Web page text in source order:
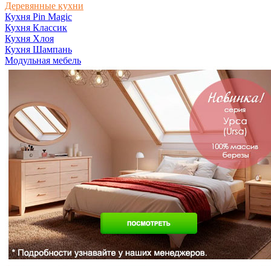
Деревянные кухни
Кухня Pin Magic
Кухня Классик
Кухня Хлоя
Кухня Шампань
Модульная мебель